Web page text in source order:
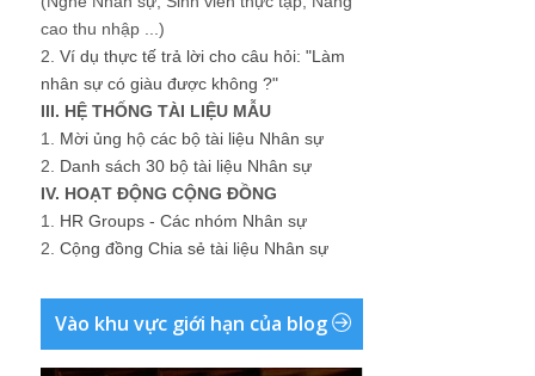
cao thu nhập ...)
2. Ví dụ thực tế trả lời cho câu hỏi: "Làm
nhân sự có giàu được không ?"
III. HỆ THỐNG TÀI LIỆU MẪU
1. Mời ủng hộ các bộ tài liệu Nhân sự
2. Danh sách 30 bộ tài liệu Nhân sự
IV. HOẠT ĐỘNG CỘNG ĐỒNG
1. HR Groups - Các nhóm Nhân sự
2. Cộng đồng Chia sẻ tài liệu Nhân sự
Vào khu vực giới hạn của blog